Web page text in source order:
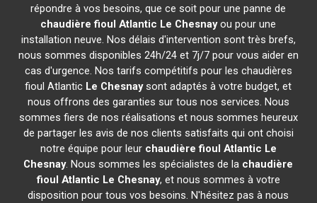
répondre à vos besoins, que ce soit pour une panne de
chaudière fioul Atlantic Le Chesnayou pour une
installation neuve. Nos délais d'intervention sont très brefs,
nous sommes disponibles 24h/24 et 7j/7 pour vous aider en
cas d'urgence. Nos tarifs compétitifs pour les chaudières
fioul Atlantic Le Chesnaysont adaptés à votre budget, et
nous offrons des garanties sur tous nos services. Nous
sommes fiers de nos réalisations et nous sommes heureux
de partager les avis de nos clients satisfaits qui ont choisi
notre équipe pour leur chaudière fioul Atlantic Le
Chesnay. Nous sommes les spécialistes de la chaudière
fioul Atlantic Le Chesnay, et nous sommes à votre
disposition pour tous vos besoins. N'hésitez pas à nous